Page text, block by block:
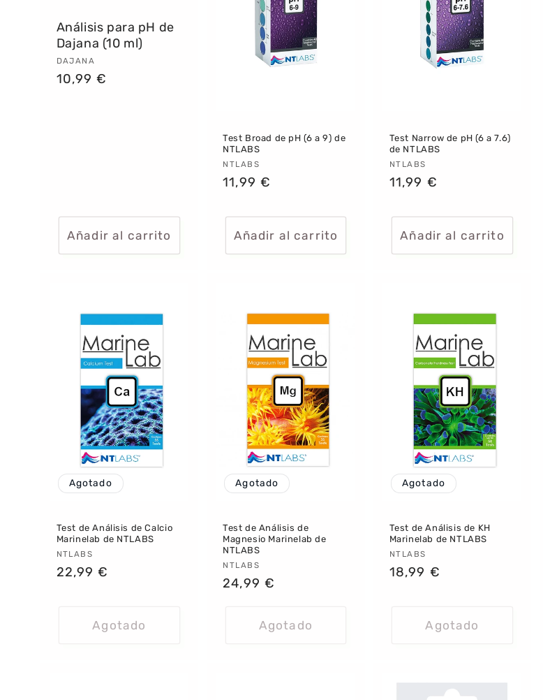
Análisis para pH de
Dajana (10 ml)
Proveedor:
DAJANA
Precio
10,99 €
Añadir al carrito
Test Broad de pH (6 a 9) de
NTLABS
Proveedor:
NTLABS
Precio
11,99 €
Añadir al carrito
Test Narrow de pH (6 a 7.6)
de NTLABS
Proveedor:
NTLABS
Precio
11,99 €
Añadir al carrito
Agotado
Test de Análisis de Calcio
Marinelab de NTLABS
Proveedor:
NTLABS
Precio
22,99 €
Agotado
Agotado
Test de Análisis de
Magnesio Marinelab de
NTLABS
Proveedor:
NTLABS
Precio
24,99 €
Agotado
Agotado
Test de Análisis de KH
Marinelab de NTLABS
Proveedor:
NTLABS
Precio
18,99 €
Agotado